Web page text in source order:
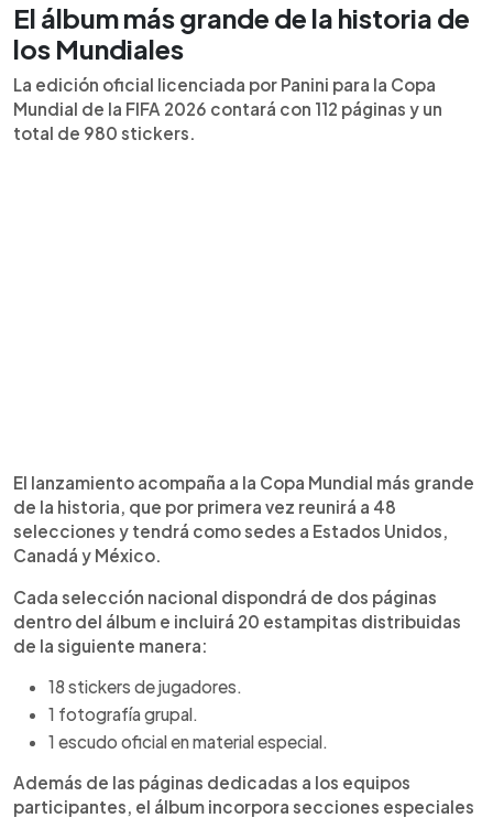
El álbum más grande de la historia de
los Mundiales
La edición oficial licenciada por Panini para la Copa
Mundial de la FIFA 2026 contará con 112 páginas y un
total de 980 stickers.
El lanzamiento acompaña a la Copa Mundial más grande
de la historia, que por primera vez reunirá a 48
selecciones y tendrá como sedes a Estados Unidos,
Canadá y México.
Cada selección nacional dispondrá de dos páginas
dentro del álbum e incluirá 20 estampitas distribuidas
de la siguiente manera:
18 stickers de jugadores.
1 fotografía grupal.
1 escudo oficial en material especial.
Además de las páginas dedicadas a los equipos
participantes, el álbum incorpora secciones especiales